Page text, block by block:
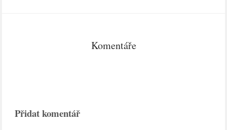
Komentáře
Přidat komentář